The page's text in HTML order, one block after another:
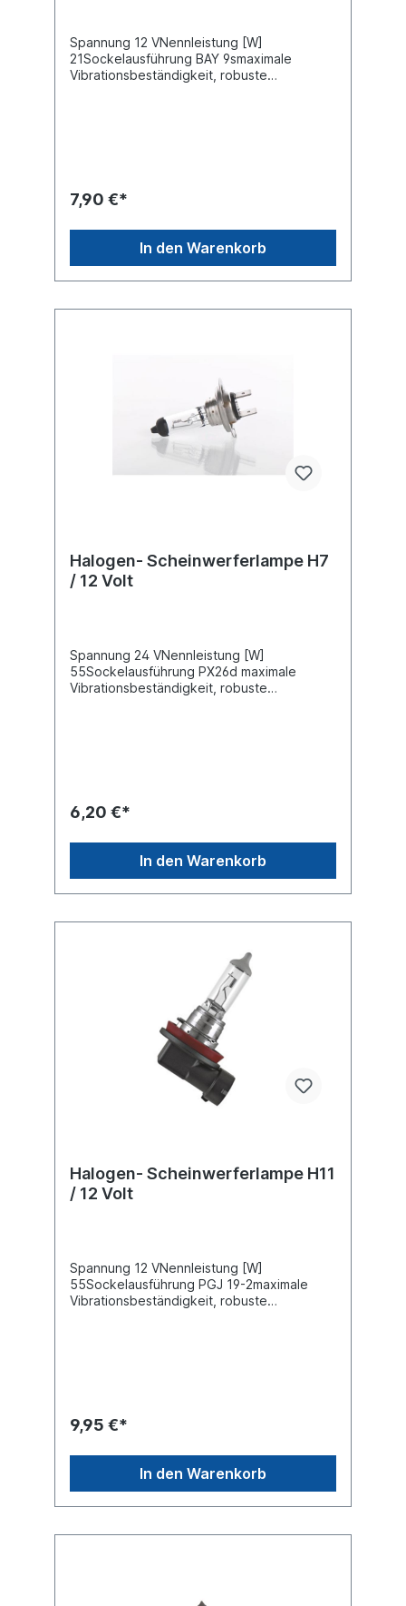
Spannung 12 VNennleistung [W]
21Sockelausführung BAY 9smaximale
Vibrationsbeständigkeit, robuste
7,90 €*
In den Warenkorb
Halogen- Scheinwerferlampe H7
/ 12 Volt
Spannung 24 VNennleistung [W]
55Sockelausführung PX26d maximale
Vibrationsbeständigkeit, robuste
6,20 €*
In den Warenkorb
Halogen- Scheinwerferlampe H11
/ 12 Volt
Spannung 12 VNennleistung [W]
55Sockelausführung PGJ 19-2maximale
Vibrationsbeständigkeit, robuste
9,95 €*
In den Warenkorb